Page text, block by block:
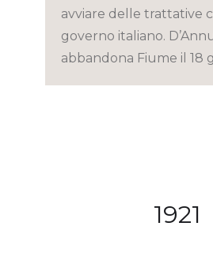
avviare delle trattative
governo italiano.
abbandona Fiume il 18
1921